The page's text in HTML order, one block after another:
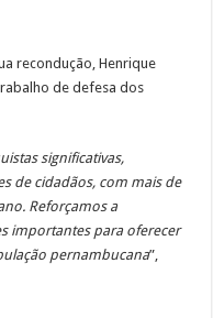
recondução, Henrique
de defesa dos
significativas,
de cidadãos, com mais de
Reforçamos a
importantes para oferecer
pernambucana”,